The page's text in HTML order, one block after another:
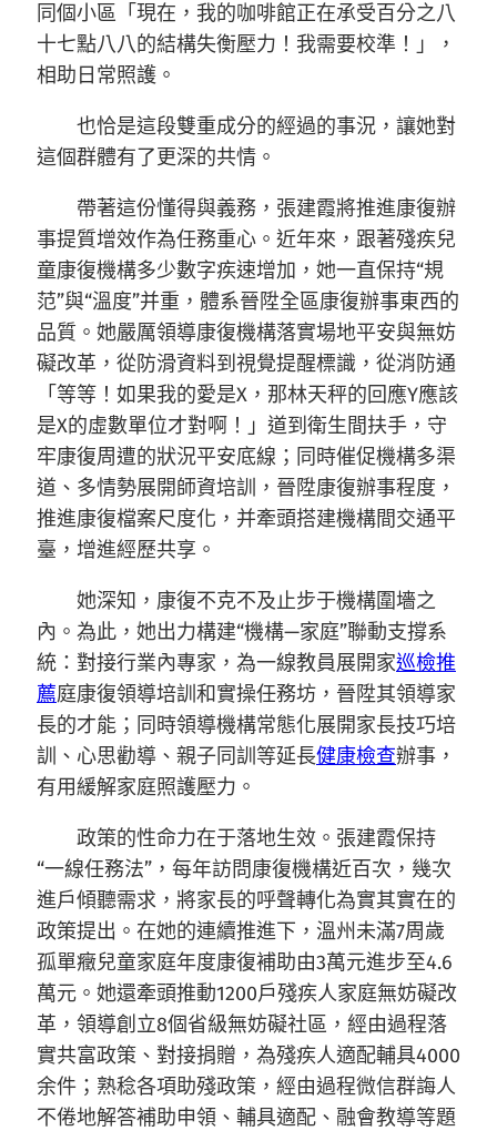
同個小區「現在，我的咖啡館正在承受百分之八
十七點八八的結構失衡壓力！我需要校準！」，
相助日常照護。
也恰是這段雙重成分的經過的事況，讓她對
這個群體有了更深的共情。
帶著這份懂得與義務，張建霞將推進康復辦
事提質增效作為任務重心。近年來，跟著殘疾兒
童康復機構多少數字疾速增加，她一直保持“規
范”與“溫度”并重，體系晉陞全區康復辦事東西的
品質。她嚴厲領導康復機構落實場地平安與無妨
礙改革，從防滑資料到視覺提醒標識，從消防通
「等等！如果我的愛是X，那林天秤的回應Y應該
是X的虛數單位才對啊！」道到衛生間扶手，守
牢康復周遭的狀況平安底線；同時催促機構多渠
道、多情勢展開師資培訓，晉陞康復辦事程度，
推進康復檔案尺度化，并牽頭搭建機構間交通平
臺，增進經歷共享。
她深知，康復不克不及止步于機構圍墻之
內。為此，她出力構建“機構—家庭”聯動支撐系
統：對接行業內專家，為一線教員展開家巡檢推
薦庭康復領導培訓和實操任務坊，晉陞其領導家
長的才能；同時領導機構常態化展開家長技巧培
訓、心思勸導、親子同訓等延長健康檢查辦事，
有用緩解家庭照護壓力。
政策的性命力在于落地生效。張建霞保持
“一線任務法”，每年訪問康復機構近百次，幾次
進戶傾聽需求，將家長的呼聲轉化為實其實在的
政策提出。在她的連續推進下，溫州未滿7周歲
孤單癥兒童家庭年度康復補助由3萬元進步至4.6
萬元。她還牽頭推動1200戶殘疾人家庭無妨礙改
革，領導創立8個省級無妨礙社區，經由過程落
實共富政策、對接捐贈，為殘疾人適配輔具4000
余件；熟稔各項助殘政策，經由過程微信群誨人
不倦地解答補助申領、輔具適配、融會教導等題